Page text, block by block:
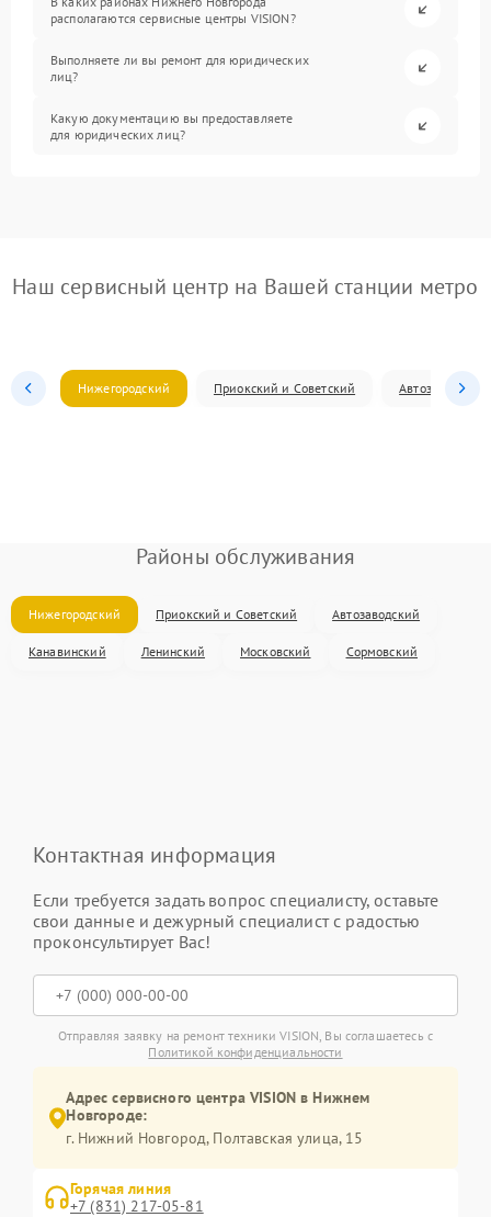
располагаются сервисные центры VISION?
Выполняете ли вы ремонт для юридических
лиц?
Какую документацию вы предоставляете
для юридических лиц?
Наш сервисный центр на Вашей станции метро
Нижегородский Приокский и Советский Автозаводский
Районы обслуживания
Нижегородский Приокский и Советский Автозаводский
Канавинский Ленинский Московский Сормовский
Контактная информация
Если требуется задать вопрос специалисту, оставьте
свои данные и дежурный специалист с радостью
проконсультирует Вас!
Отправляя заявку на ремонт техники VISION, Вы соглашаетесь с
Политикой конфиденциальности
Адрес сервисного центра VISION в Нижнем
Новгороде:
г. Нижний Новгород, Полтавская улица, 15
Горячая линия
+7 (831) 217-05-81